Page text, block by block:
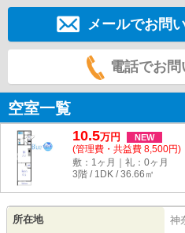
メールでお問
電話でお
空室一覧
10.5万円 NEW
(管理費・共益費 8,500円)
敷：1ヶ月｜礼：0ヶ月
3階 / 1DK / 36.66㎡
所在地 神